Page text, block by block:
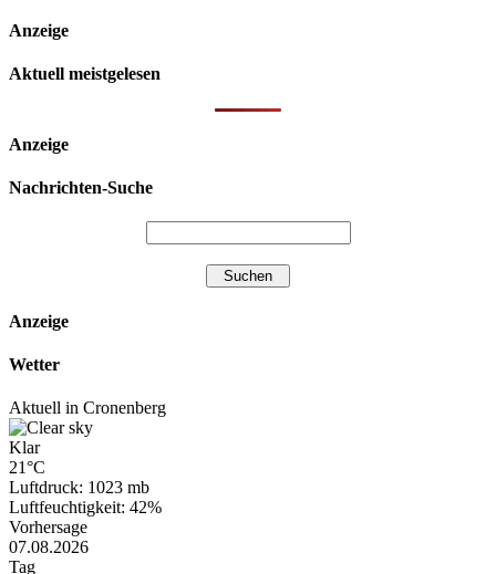
Anzeige
Aktuell meistgelesen
Anzeige
Nachrichten-Suche
Anzeige
Wetter
Aktuell in Cronenberg
Klar
21°C
Luftdruck: 1023 mb
Luftfeuchtigkeit: 42%
Vorhersage
07.08.2026
Tag